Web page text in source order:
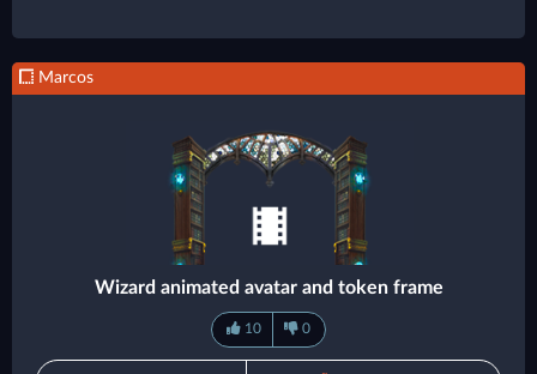
Marcos
Wizard animated avatar and token frame
10 0